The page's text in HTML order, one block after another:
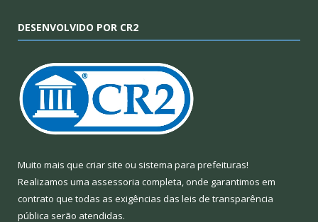
DESENVOLVIDO POR CR2
Muito mais que criar site ou sistema para prefeituras!
Realizamos uma assessoria completa, onde garantimos em
contrato que todas as exigências das leis de transparência
pública serão atendidas.